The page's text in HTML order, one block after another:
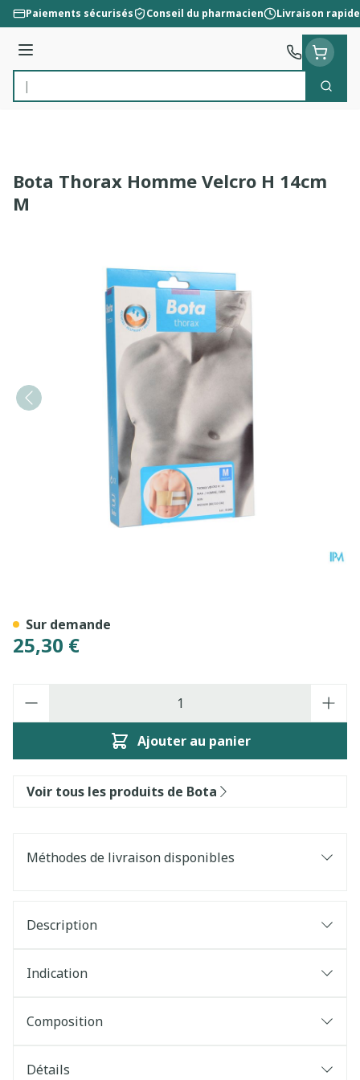
Aller au contenu
Paiements sécurisés Conseil du pharmacien Livraison rapide
Menu
Rechercher
Bota Thorax Homme Velcro H 14cm
M
25,30 €
Ajouter au panier
Sur demande
Voir tous les produits de Bota
Méthodes de livraison disponibles
Description
Indication
Composition
Détails